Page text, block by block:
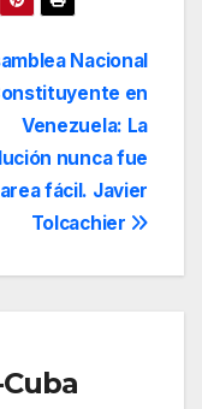
Nacional
en
Venezuela: La
nunca fue
fácil. Javier
Tolcachier